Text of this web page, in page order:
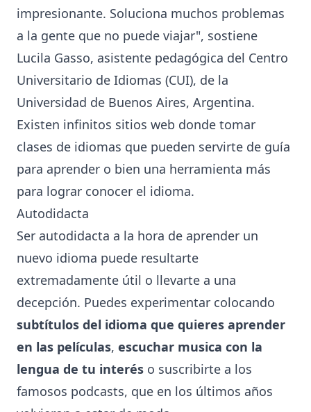
impresionante. Soluciona muchos problemas
a la gente que no puede viajar", sostiene
Lucila Gasso, asistente pedagógica del Centro
Universitario de Idiomas (CUI), de la
Universidad de Buenos Aires, Argentina.
Existen infinitos sitios web donde tomar
clases de idiomas que pueden servirte de guía
para aprender o bien una herramienta más
para lograr conocer el idioma.
Autodidacta
Ser autodidacta a la hora de aprender un
nuevo idioma puede resultarte
extremadamente útil o llevarte a una
decepción. Puedes experimentar colocando
subtítulos del idioma que quieres aprender
en las películas, escuchar musica con la
lengua de tu interés o suscribirte a los
famosos podcasts, que en los últimos años